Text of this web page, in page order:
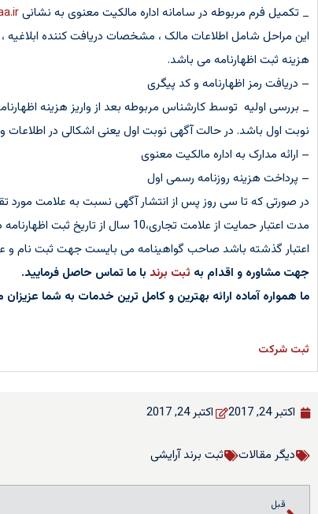
_ تکمیل فرم مربوطه در سامانه اداره مالکیت معنوی به نشانی
این مراحل شامل اطلاعات مالک ، مشخصات دریافت کننده ابلاغیه
هزینه ثبت اظهارنامه می باشد.
– دریافت رمز اظهارنامه و کد پیگری
_ بررسی اولیه توسط کارشناس مربوطه بعد از واریز هزینه
نوبت اول باشد. در حالت آگهی نوبت اول یعنی اشکالی در
– ارائه مدارک به اداره مالکیت معنوی
– پرداخت هزینه روزنامه رسمی اول
در صورتی که تا سی روز پس از انتشار آگهی نسبت به علامت مورد
اعتبار گذشته باشد صاحب گواهینامه می بایست جهت ثبت نام و
جهت مشاوره و اقدام به ثبت برند با ما تماس حاصل فرمایید.
ما همواره آماده ارائه بهترین و کامل ترین خدمات به شما
ثبت شرکت
اکتبر 24, 2017 اکتبر 24, 2017
دیگر مقالات ثبت برند آرایشی
قبل